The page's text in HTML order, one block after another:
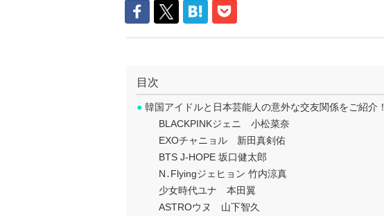
目次
● 韓国アイドルと日本芸能人の意外な交友関係をご紹介！
BLACKPINKジェニ 小松菜奈
EXOチャニョル 新田真剣佑
BTS J-HOPE 坂口健太郎
N․Flyingジェヒョン 竹内涼真
少女時代ユナ 本田翼
ASTROウヌ 山下智久